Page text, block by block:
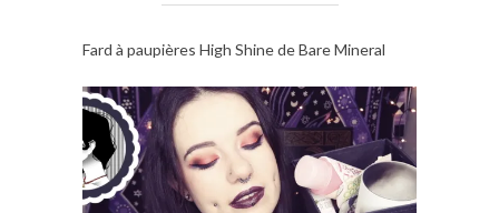
Fard à paupières High Shine de Bare Mineral